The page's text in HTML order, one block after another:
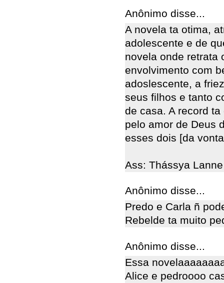
Anônimo disse...
A novela ta otima,
adolescente e de
novela onde retrata
envolvimento com
adoslescente, a
seus filhos e tanto
de casa. A record
pelo amor de Deus
esses dois [da
Ass: Thássya
Anônimo disse...
Predo e Carla ñ
Rebelde ta muito
Anônimo disse...
Essa
Alice e pedroooo